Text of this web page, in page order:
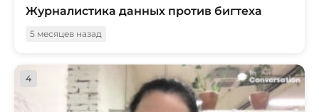
Журналистика данных против бигтеха
5 месяцев назад
4